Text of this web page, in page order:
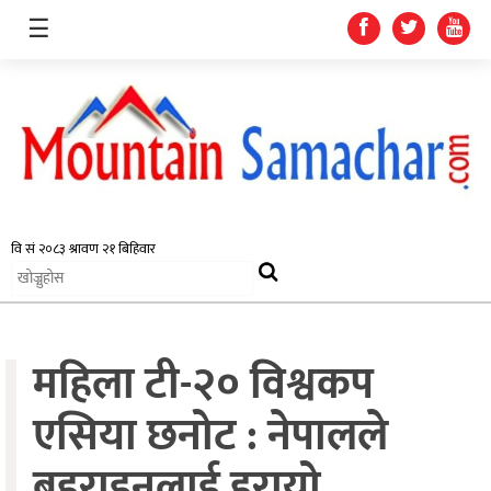
समाचार
प्रदेश
अर्थतन्त्र
स्वास्थ्य
अन्तर्राष्ट्रिय
☰
महिला टी-२० विश्वकप
एसिया छनोट : नेपालले